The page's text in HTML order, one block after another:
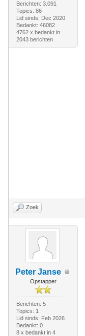
Berichten: 3.091
Topics: 86
Lid sinds: Dec 2020
Bedankt: 46082
4762 x bedankt in
2043 berichten
Zoek
Peter Janse
Opstapper
Berichten: 5
Topics: 1
Lid sinds: Feb 2026
Bedankt: 0
8 x bedankt in 4